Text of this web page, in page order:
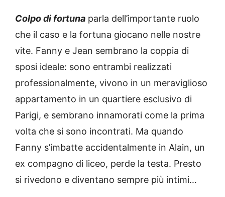
Colpo di fortuna parla dell’importante ruolo
che il caso e la fortuna giocano nelle nostre
vite. Fanny e Jean sembrano la coppia di
sposi ideale: sono entrambi realizzati
professionalmente, vivono in un meraviglioso
appartamento in un quartiere esclusivo di
Parigi, e sembrano innamorati come la prima
volta che si sono incontrati. Ma quando
Fanny s’imbatte accidentalmente in Alain, un
ex compagno di liceo, perde la testa. Presto
si rivedono e diventano sempre più intimi…